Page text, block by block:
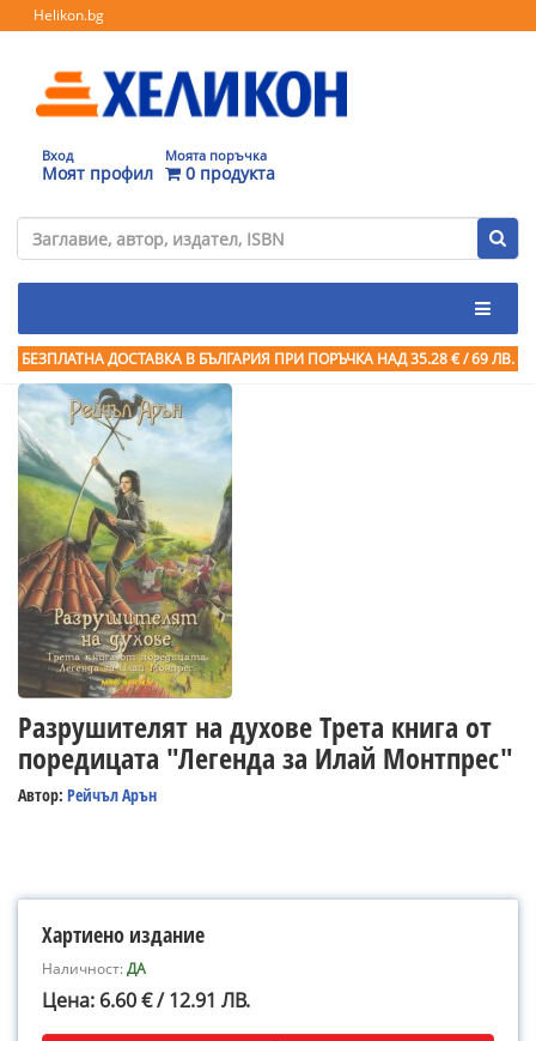
Helikon.bg
Вход
Моят профил
Моята поръчка
0 продукта
БЕЗПЛАТНА ДОСТАВКА В БЪЛГАРИЯ ПРИ ПОРЪЧКА НАД 35.28 € / 69 ЛВ.
Разрушителят на духове Трета книга от
поредицата "Легенда за Илай Монтпрес"
Автор: Рейчъл Арън
Хартиено издание
Наличност:ДА
Цена: 6.60 € / 12.91 ЛВ.